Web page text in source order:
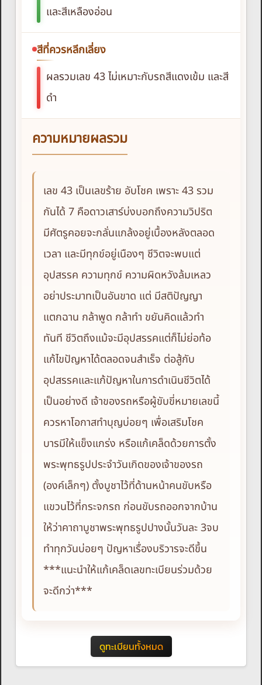
และสีเหลืองอ่อน
สีที่ควรหลีกเลี่ยง
ผลรวมเลข 43 ไม่เหมาะกับรถสีแดงเข้ม และสี
ดำ
ความหมายผลรวม
เลข 43 เป็นเลขร้าย อับโชค เพราะ 43 รวม
กันได้ 7 คือดาวเสาร์บ่งบอกถึงความวิปริต
มีศัตรูคอยจะกลั่นแกล้งอยู่เบื้องหลังตลอด
เวลา และมีทุกข์อยู่เนืองๆ ชีวิตจะพบแต่
อุปสรรค ความทุกข์ ความผิดหวังล้มเหลว
อย่าประมาทเป็นอันขาด แต่ มีสติปัญญา
แตกฉาน กล้าพูด กล้าทำ ขยันคิดแล้วทำ
ทันที ชีวิตถึงแม้จะมีอุปสรรคแต่ก็ไม่ย่อท้อ
แก้ไขปัญหาได้ตลอดจนสำเร็จ ต่อสู้กับ
อุปสรรคและแก้ปัญหาในการดำเนินชีวิตได้
เป็นอย่างดี เจ้าของรถหรือผู้ขับขี่หมายเลขนี้
ควรหาโอกาสทำบุญบ่อยๆ เพื่อเสริมโชค
บารมีให้แข็งแกร่ง หรือแก้เคล็ดด้วยการตั้ง
พระพุทธรูปประจำวันเกิดของเจ้าของรถ
(องค์เล็กๆ) ตั้งบูชาไว้ที่ด้านหน้าคนขับหรือ
แขวนไว้ที่กระจกรถ ก่อนขับรถออกจากบ้าน
ให้ว่าคาถาบูชาพระพุทธรูปปางนั้นวันละ 3จบ
ทำทุกวันบ่อยๆ ปัญหาเรื่องบริวารจะดีขึ้น
***แนะนำให้แก้เคล็ดเลขทะเบียนร่วมด้วย
จะดีกว่า***
ดูทะเบียนทั้งหมด